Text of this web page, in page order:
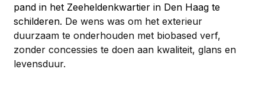
pand in het Zeeheldenkwartier in Den Haag te
schilderen. De wens was om het exterieur
duurzaam te onderhouden met biobased verf,
zonder concessies te doen aan kwaliteit, glans en
levensduur.